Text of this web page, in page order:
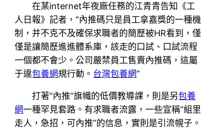
在某internet年夜廠任務的江青青告知《工
人日報》記者，“內推碼只是員工拿嘉獎的一種機
制，并不克不及確保求職者的簡歷被HR看到，僅
僅是讓簡歷進進體系庫，該走的口試、口試流程
一個都不會少。公司嚴禁員工售賣內推碼，這屬
于違包養網規行動。 台灣包養網”
打著“內推”旗幟的低價教導課，則是另包養
網一種罕見套路。有求職者流露，一些宣稱“組里
走人，急招，可內推”的信息，實則是引流幌子。